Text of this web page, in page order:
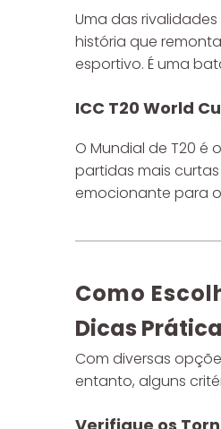
Uma das
história que
esportivo. É uma
ICC T20 World
O Mundial de T20
partidas mais
emocionante para
Como
Dicas
Com diversas
entanto, alguns